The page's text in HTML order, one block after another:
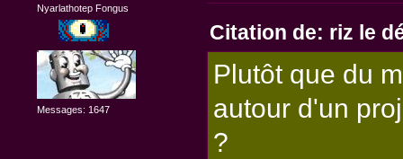
Nyarlathotep Fongus
Messages: 1647
Citation de: riz le
Plutôt que du
autour d'un
?